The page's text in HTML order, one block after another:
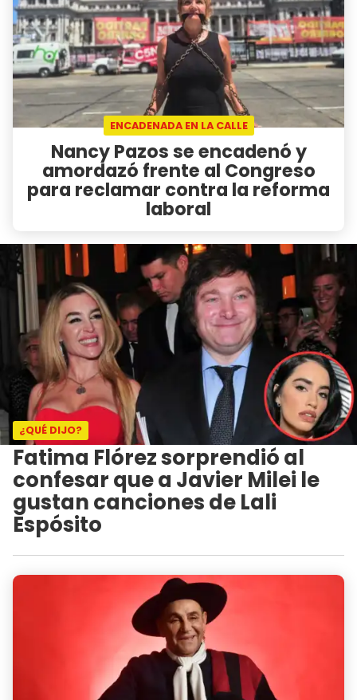
ENCADENADA EN LA CALLE
Nancy Pazos se encadenó y
amordazó frente al Congreso
para reclamar contra la reforma
laboral
¿QUÉ DIJO?
Fatima Flórez sorprendió al
confesar que a Javier Milei le
gustan canciones de Lali
Espósito